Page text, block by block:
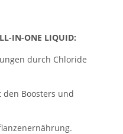
IN-ONE LIQUID:
durch Chloride
Boosters und